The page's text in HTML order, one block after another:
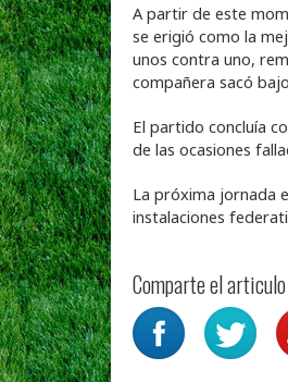
A partir de este
se erigió como la
unos contra uno,
compañera sacó
El partido concluía
de las ocasiones
La próxima jornada
instalaciones
Comparte el